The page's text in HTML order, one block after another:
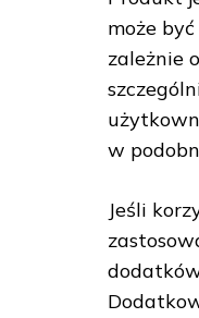
może
zależnie
w
Jeśli